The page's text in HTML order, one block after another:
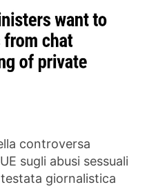
controversa
sugli abusi sessuali
giornalistica